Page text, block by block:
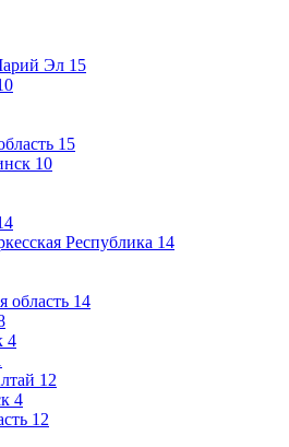
Эл 15
15
10
Республика 14
область 14
4
12
4
12